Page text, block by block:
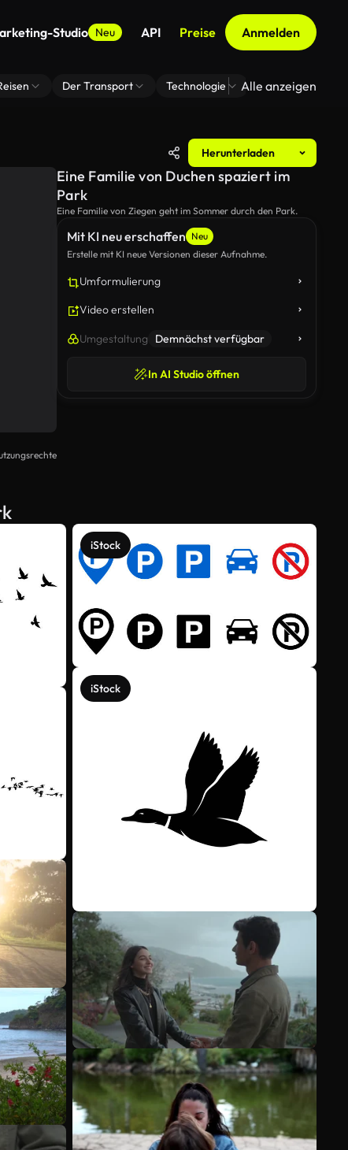
Studio Neu API Preise Anmelden
Der Transport Technologie Zoom Virtuelle
Alle anzeigen
Herunterladen
Mit KI neu erschaffen Neu
Erstelle mit KI neue Versionen dieser Aufnahme.
Umformulierung
Video erstellen
Umgestaltung Demnächst verfügbar
In AI Studio öffnen
Eine Familie von Duchen spaziert im
Park
Eine Familie von Ziegen geht im Sommer durch den Park.
iStock
iStock
Mehr anzeigen